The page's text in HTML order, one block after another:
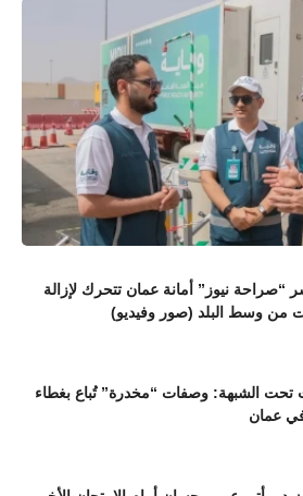
“صراحة نيوز” أمانة عمان تتحرك لإزالة
من وسط البلد (صور وفيديو)
تحت الشبهة: وصفات “مخدرة” تُباع بغطاء
عمان